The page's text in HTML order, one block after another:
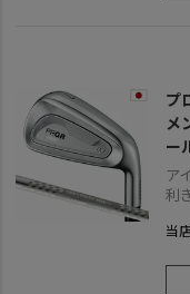
プ
メ
ー
フ
ア
利
当